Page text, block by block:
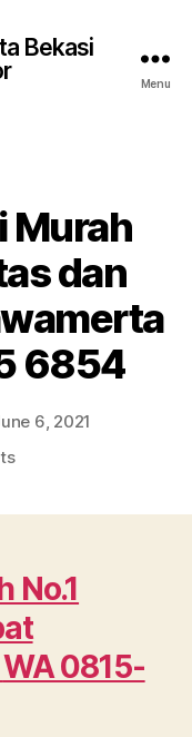
Bekasi
Menu
Murah
dan
6854
6, 2021
on
Berkualitas
dan
Cepat
dekat
Rawamerta
No.1
WA 0815-